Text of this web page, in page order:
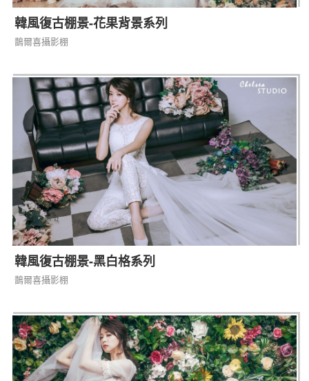
韓風復古棚景-花果背景系列
鵲爾喜攝影棚
韓風復古棚景-黑白格系列
鵲爾喜攝影棚